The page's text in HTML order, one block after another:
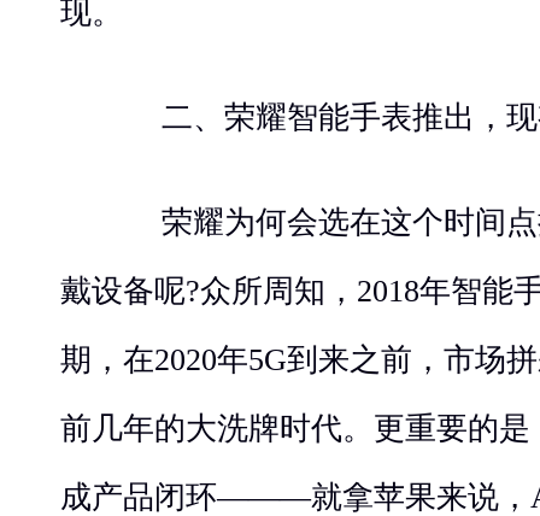
现。
二、荣耀智能手表推出，现
荣耀为何会选在这个时间点
戴设备呢?众所周知，2018年智能
期，在2020年5G到来之前，市场
前几年的大洗牌时代。更重要的
成产品闭环———就拿苹果来说，